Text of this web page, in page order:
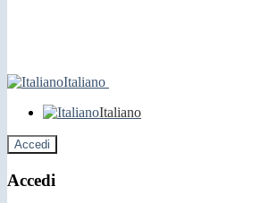
Italiano
Italiano
Accedi
Accedi